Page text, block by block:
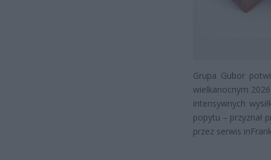
Grupa Gubor
wielkanocnym
intensywnych
popytu – przyznał
przez serwis